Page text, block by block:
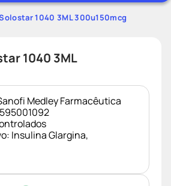
1040 3ML 300u150mcg
1040 3ML
Medley Farmacêutica
Insulina Glargina,